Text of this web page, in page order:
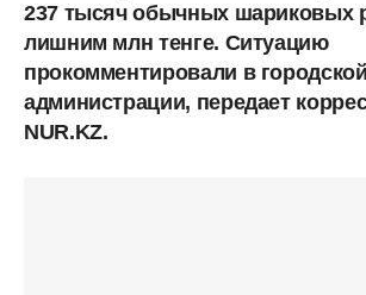
237 тысяч обычных шариковых
лишним млн тенге. Ситуацию
прокомментировали в городской
администрации, передает
NUR.KZ.